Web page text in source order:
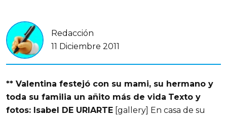
Redacción
11 Diciembre 2011
** Valentina festejó con su mami, su hermano y
toda su familia un añito más de vida Texto y
fotos: Isabel DE URIARTE [gallery] En casa de su